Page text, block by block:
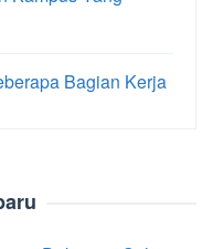
Bagian Kerja